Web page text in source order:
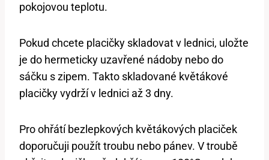
pokojovou teplotu.
Pokud chcete placičky skladovat v lednici, uložte
je do hermeticky uzavřené nádoby nebo do
sáčku s zipem. Takto skladované květákové
placičky vydrží v lednici až 3 dny.
Pro ohřátí bezlepkových květákových placiček
doporučuji použít troubu nebo pánev. V troubě